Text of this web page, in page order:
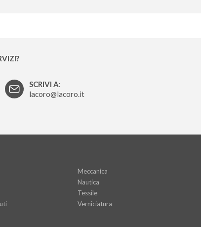
SCRIVI A:
lacoro@lacoro.it
Meccanica
Nautica
Tessile
Verniciatura